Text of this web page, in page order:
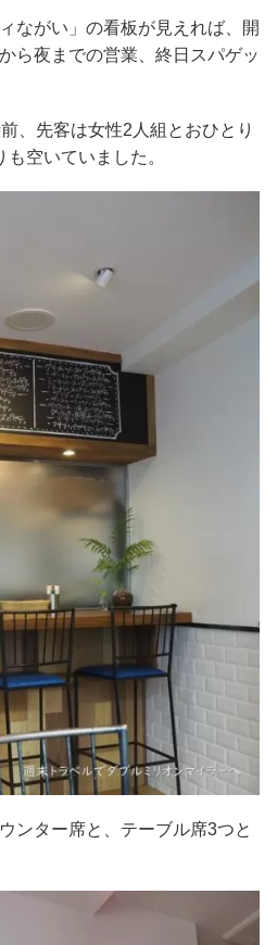
ながい」の看板が見えれば、開
ら夜までの営業、終日スパゲッ
、先客は女性2人組とおひとり
空いていました。
ンター席と、テーブル席3つと